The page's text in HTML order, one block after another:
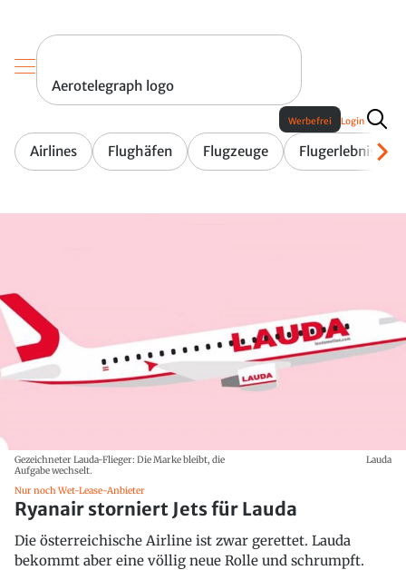
Aerotelegraph logo
Airlines Flughäfen Flugzeuge Flugerlebnis
Werbefrei Login
Gezeichneter Lauda-Flieger: Die Marke bleibt, die
Aufgabe wechselt.
Lauda
Nur noch Wet-Lease-Anbieter
Ryanair storniert Jets für Lauda
Die österreichische Airline ist zwar gerettet. Lauda
bekommt aber eine völlig neue Rolle und schrumpft.